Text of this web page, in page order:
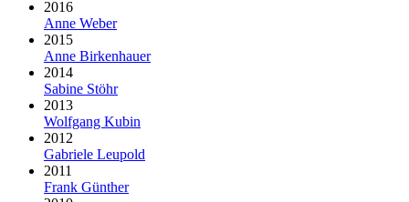
2016
Anne Weber
2015
Anne Birkenhauer
2014
Sabine Stöhr
2013
Wolfgang Kubin
2012
Gabriele Leupold
2011
Frank Günther